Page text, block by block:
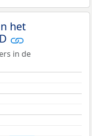
het
in de